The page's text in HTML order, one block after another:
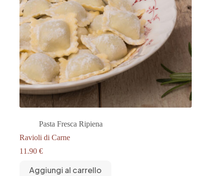
Pasta Fresca Ripiena
Ravioli di Carne
11.90 €
Aggiungi al carrello